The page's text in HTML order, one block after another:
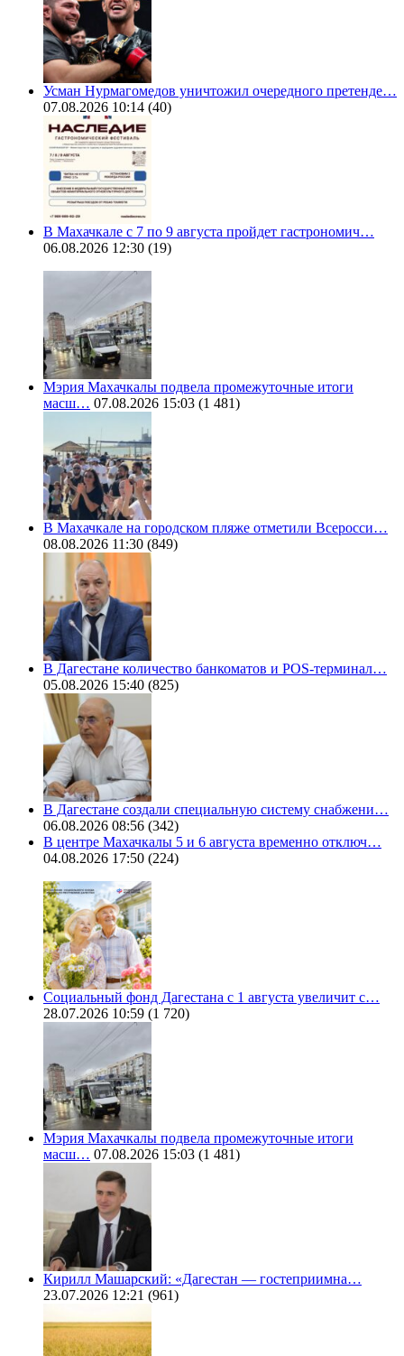
Усман Нурмагомедов уничтожил очередного претенде…
07.08.2026 10:14 (40)
В Махачкале с 7 по 9 августа пройдет гастрономич…
06.08.2026 12:30 (19)
Мэрия Махачкалы подвела промежуточные итоги
масш… 07.08.2026 15:03 (1 481)
В Махачкале на городском пляже отметили Всеросси…
08.08.2026 11:30 (849)
В Дагестане количество банкоматов и POS-терминал…
05.08.2026 15:40 (825)
В Дагестане создали специальную систему снабжени…
06.08.2026 08:56 (342)
В центре Махачкалы 5 и 6 августа временно отключ…
04.08.2026 17:50 (224)
Социальный фонд Дагестана с 1 августа увеличит с…
28.07.2026 10:59 (1 720)
Мэрия Махачкалы подвела промежуточные итоги
масш… 07.08.2026 15:03 (1 481)
Кирилл Машарский: «Дагестан — гостеприимна…
23.07.2026 12:21 (961)